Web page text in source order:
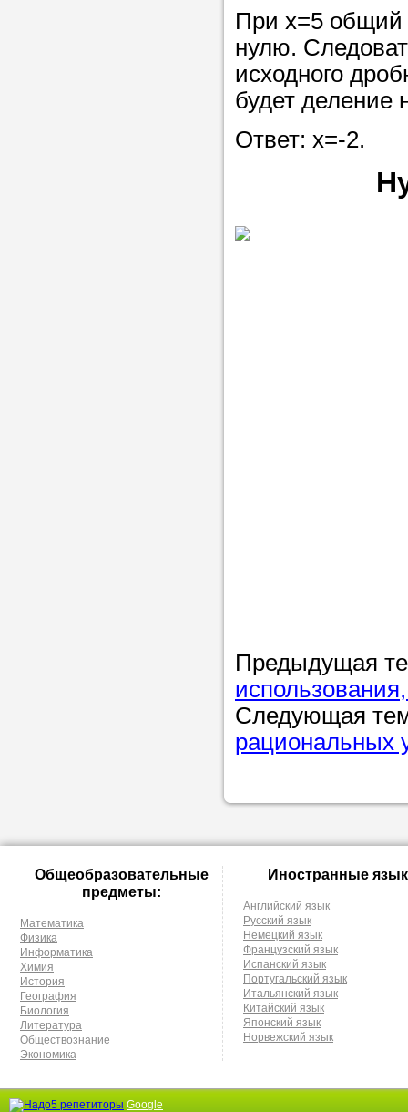
При х=5 общий
нулю.
исходного
будет деление
Ответ: х=-2.
Предыдущая
Следующая
рациональных
Общеобразовательные
предметы:
Математика
Физика
Информатика
Химия
История
География
Биология
Литература
Обществознание
Экономика
Иностранные
Английский язык
Русский язык
Немецкий язык
Французский язык
Испанский язык
Португальский язык
Итальянский язык
Китайский язык
Японский язык
Норвежский язык
Google